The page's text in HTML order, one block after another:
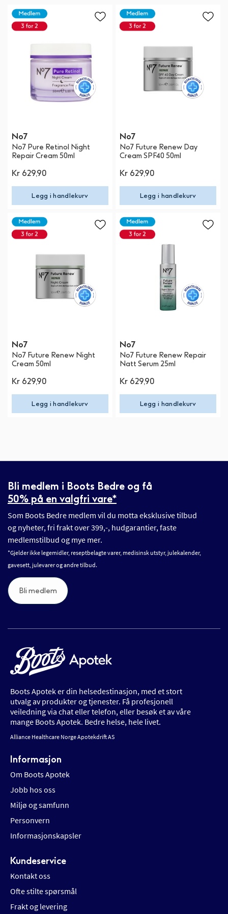
No7
No7 Pure Retinol Night
Repair Cream 50ml
Kr 629,90
Legg i handlekurv
No7
No7 Future Renew Day
Cream SPF40 50ml
Kr 629,90
Legg i handlekurv
No7
No7 Future Renew Night
Cream 50ml
Kr 629,90
Legg i handlekurv
No7
No7 Future Renew Repair
Natt Serum 25ml
Kr 629,90
Legg i handlekurv
Bli medlem i Boots Bedre og få
50% på en valgfri vare*
Som Boots Bedre medlem vil du motta eksklusive tilbud
og nyheter, fri frakt over 399,-, hudgarantier, faste
medlemstilbud og mye mer.
*Gjelder ikke legemidler, reseptbelagte varer, medisinsk utstyr, julekalender,
gavesett, julevarer og andre tilbud.
Bli medlem
Boots Apotek er din helsedestinasjon, med et stort
utvalg av produkter og tjenester. Få profesjonell
veiledning via chat eller telefon, eller besøk et av våre
mange Boots Apotek. Bedre helse, hele livet.
Alliance Healthcare Norge Apotekdrift AS
Informasjon
Om Boots Apotek
Jobb hos oss
Miljø og samfunn
Personvern
Informasjonskapsler
Kundeservice
Kontakt oss
Ofte stilte spørsmål
Frakt og levering